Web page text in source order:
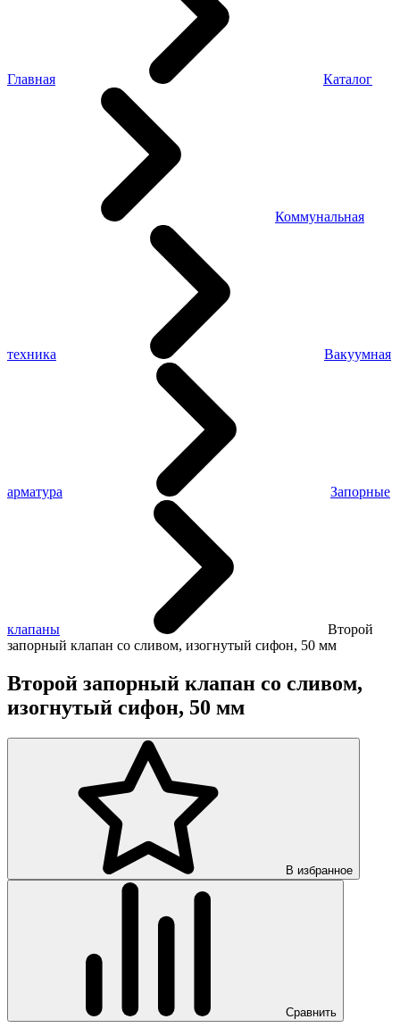
Главная Каталог
Коммунальная
техника Вакуумная
арматура Запорные
клапаны
Второй
запорный клапан со сливом, изогнутый сифон, 50 мм
Второй запорный клапан со сливом,
изогнутый сифон, 50 мм
В избранное
Сравнить